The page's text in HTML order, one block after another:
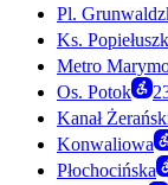
Pl.
Ks.
Metro
Os. Potok
Kanał
Konwaliowa
Płochocińska